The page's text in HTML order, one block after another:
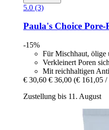
5.0 (3)
Paula's Choice Pore-​
-15%
Für Mischhaut, ölige
Verkleinert Poren
Mit reichhaltigen
€ 30,60 € 36,00 (€ 161,05 /
Zustellung bis 11. August